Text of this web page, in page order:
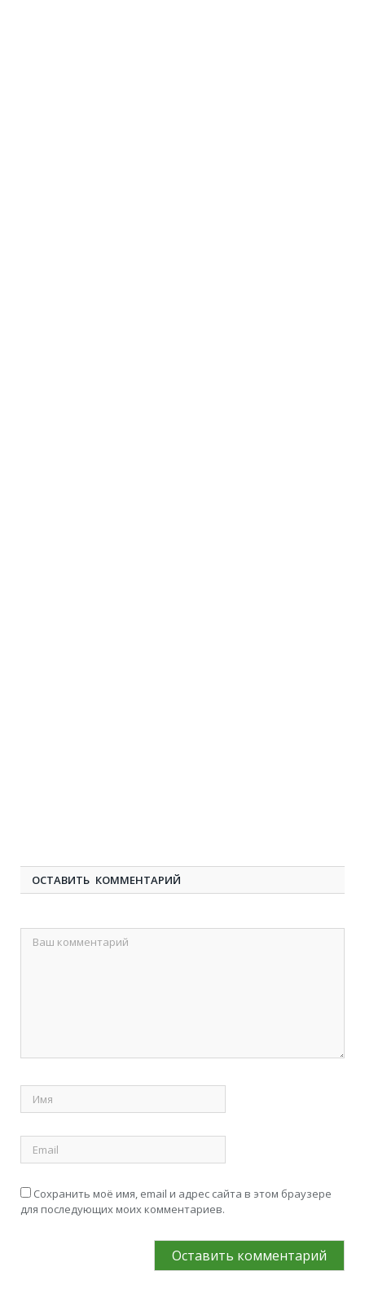
ОСТАВИТЬ КОММЕНТАРИЙ
Сохранить моё имя, email и адрес сайта в этом браузере
для последующих моих комментариев.